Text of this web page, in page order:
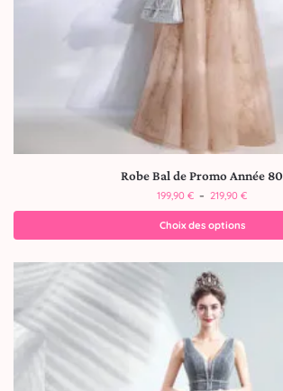
Robe Bal de Promo Année 80
199,90 € – 219,90 €
Choix des options